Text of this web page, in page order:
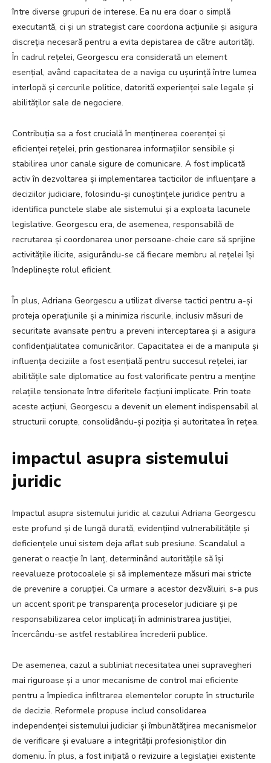
între diverse grupuri de interese. Ea nu era doar o simplă
executantă, ci și un strategist care coordona acțiunile și asigura
discreția necesară pentru a evita depistarea de către autorități.
În cadrul rețelei, Georgescu era considerată un element
esențial, având capacitatea de a naviga cu ușurință între lumea
interlopă și cercurile politice, datorită experienței sale legale și
abilităților sale de negociere.
Contribuția sa a fost crucială în menținerea coerenței și
eficienței rețelei, prin gestionarea informațiilor sensibile și
stabilirea unor canale sigure de comunicare. A fost implicată
activ în dezvoltarea și implementarea tacticilor de influențare a
deciziilor judiciare, folosindu-și cunoștințele juridice pentru a
identifica punctele slabe ale sistemului și a exploata lacunele
legislative. Georgescu era, de asemenea, responsabilă de
recrutarea și coordonarea unor persoane-cheie care să sprijine
activitățile ilicite, asigurându-se că fiecare membru al rețelei își
îndeplinește rolul eficient.
În plus, Adriana Georgescu a utilizat diverse tactici pentru a-și
proteja operațiunile și a minimiza riscurile, inclusiv măsuri de
securitate avansate pentru a preveni interceptarea și a asigura
confidențialitatea comunicărilor. Capacitatea ei de a manipula și
influența deciziile a fost esențială pentru succesul rețelei, iar
abilitățile sale diplomatice au fost valorificate pentru a menține
relațiile tensionate între diferitele facțiuni implicate. Prin toate
aceste acțiuni, Georgescu a devenit un element indispensabil al
structurii corupte, consolidându-și poziția și autoritatea în rețea.
impactul asupra sistemului
juridic
Impactul asupra sistemului juridic al cazului Adriana Georgescu
este profund și de lungă durată, evidențiind vulnerabilitățile și
deficiențele unui sistem deja aflat sub presiune. Scandalul a
generat o reacție în lanț, determinând autoritățile să își
reevalueze protocoalele și să implementeze măsuri mai stricte
de prevenire a corupției. Ca urmare a acestor dezvăluiri, s-a pus
un accent sporit pe transparența proceselor judiciare și pe
responsabilizarea celor implicați în administrarea justiției,
încercându-se astfel restabilirea încrederii publice.
De asemenea, cazul a subliniat necesitatea unei supravegheri
mai riguroase și a unor mecanisme de control mai eficiente
pentru a împiedica infiltrarea elementelor corupte în structurile
de decizie. Reformele propuse includ consolidarea
independenței sistemului judiciar și îmbunătățirea mecanismelor
de verificare și evaluare a integrității profesioniștilor din
domeniu. În plus, a fost inițiată o revizuire a legislației existente